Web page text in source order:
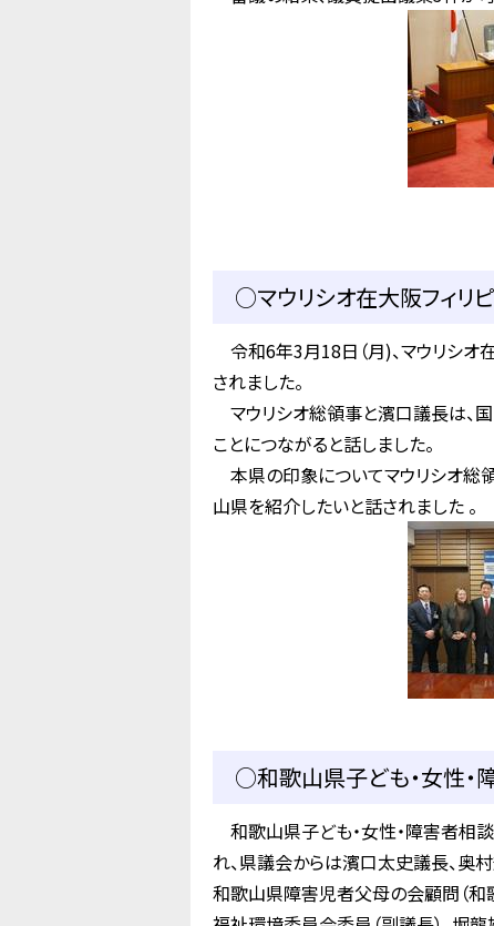
○マウリシオ在大阪フィリ
令和6年3月18日（月)、マウリシ
されました。
マウリシオ総領事と濱口議長は、
ことにつながると話しました。
本県の印象についてマウリシオ総
山県を紹介したいと話されました 。
○和歌山県子ども・女性・
和歌山県子ども・女性・障害者相
れ、県議会からは濱口太史議長、奥
和歌山県障害児者父母の会顧問（